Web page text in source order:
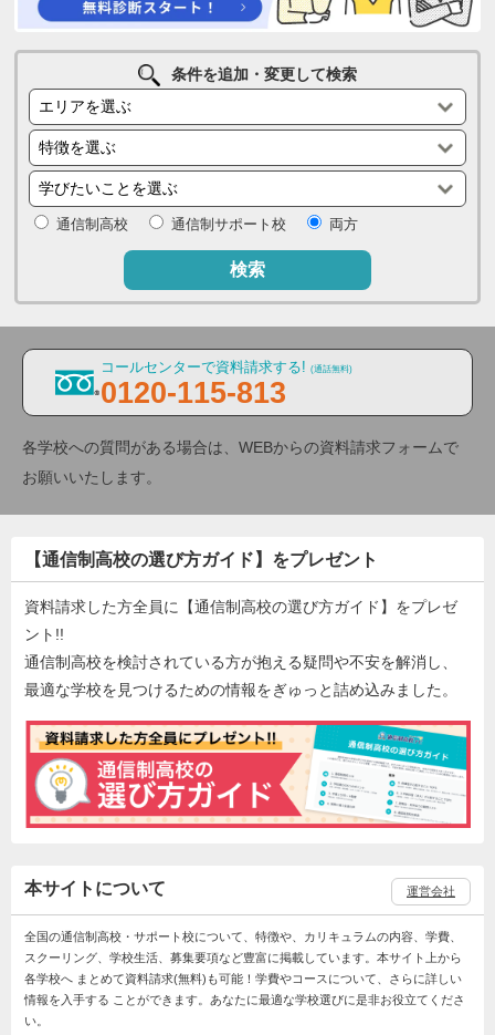
条件を追加・変更して検索
通信制高校 通信制サポート校 両方
検索
コールセンターで資料請求する! (通話無料)
0120-115-813
各学校への質問がある場合は、WEBからの資料請求フォームで
お願いいたします。
【通信制高校の選び方ガイド】をプレゼント
資料請求した方全員に【通信制高校の選び方ガイド】をプレゼ
ント!!
通信制高校を検討されている方が抱える疑問や不安を解消し、
最適な学校を見つけるための情報をぎゅっと詰め込みました。
本サイトについて 運営会社
全国の通信制高校・サポート校について、特徴や、カリキュラムの内容、学費、
スクーリング、学校生活、募集要項など豊富に掲載しています。本サイト上から
各学校へ まとめて資料請求(無料)も可能！学費やコースについて、さらに詳しい
情報を入手する ことができます。あなたに最適な学校選びに是非お役立てくださ
い。